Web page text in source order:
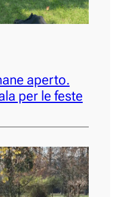
aperto.
per le feste